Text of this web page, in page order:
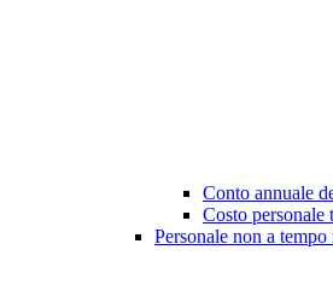
Conto annuale
Costo personale
Personale non a